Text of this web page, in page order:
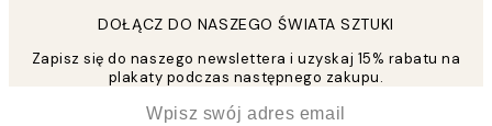
DOŁĄCZ DO NASZEGO ŚWIATA SZTUKI
Zapisz się do naszego newslettera i uzyskaj 15% rabatu na
plakaty podczas następnego zakupu.